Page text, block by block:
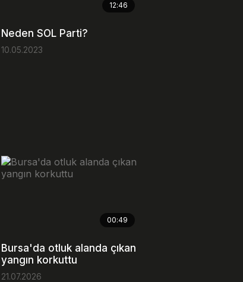
12:46
Neden SOL Parti?
10.05.2023
00:49
Bursa'da otluk alanda çıkan
yangın korkuttu
21.07.2026